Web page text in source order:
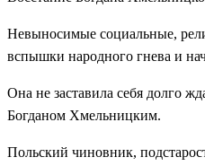
Невыносимые социальные,
вспышки народного гнева и
Она не заставила себя долго
Богданом Хмельницким.
Польский чиновник,